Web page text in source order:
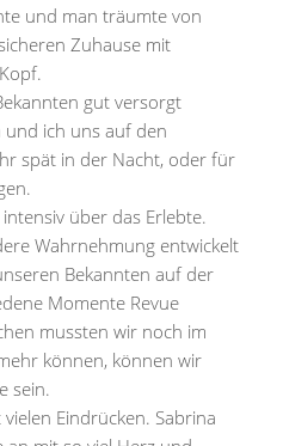
und man träumte von
Zuhause mit
gut versorgt
und ich uns auf den
spät in der Nacht, oder für
über das Erlebte.
Wahrnehmung entwickelt
Bekannten auf der
Momente Revue
mussten wir noch im
können, können wir
sein.
Eindrücken. Sabrina